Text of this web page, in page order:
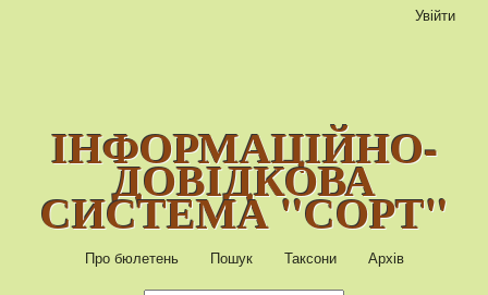
ІНФОРМАЦІЙНО-
ДОВІДКОВА
СИСТЕМА "СОРТ"
Про бюлетень Пошук Таксони Архів
Увійти